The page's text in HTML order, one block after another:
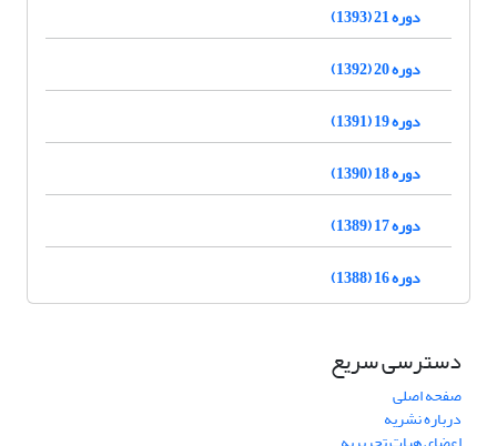
دوره 21 (1393)
دوره 20 (1392)
دوره 19 (1391)
دوره 18 (1390)
دوره 17 (1389)
دوره 16 (1388)
دسترسی سریع
صفحه اصلی
درباره نشریه